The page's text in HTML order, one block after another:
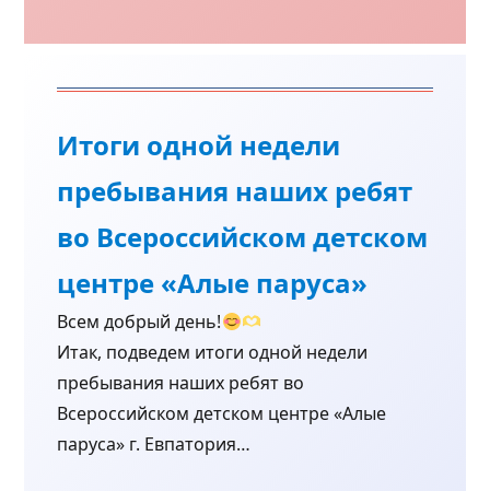
Итоги одной недели
пребывания наших ребят
во Всероссийском детском
центре «Алые паруса»
Всем добрый день!
Итак, подведем итоги одной недели
пребывания наших ребят во
Всероссийском детском центре «Алые
паруса» г. Евпатория…